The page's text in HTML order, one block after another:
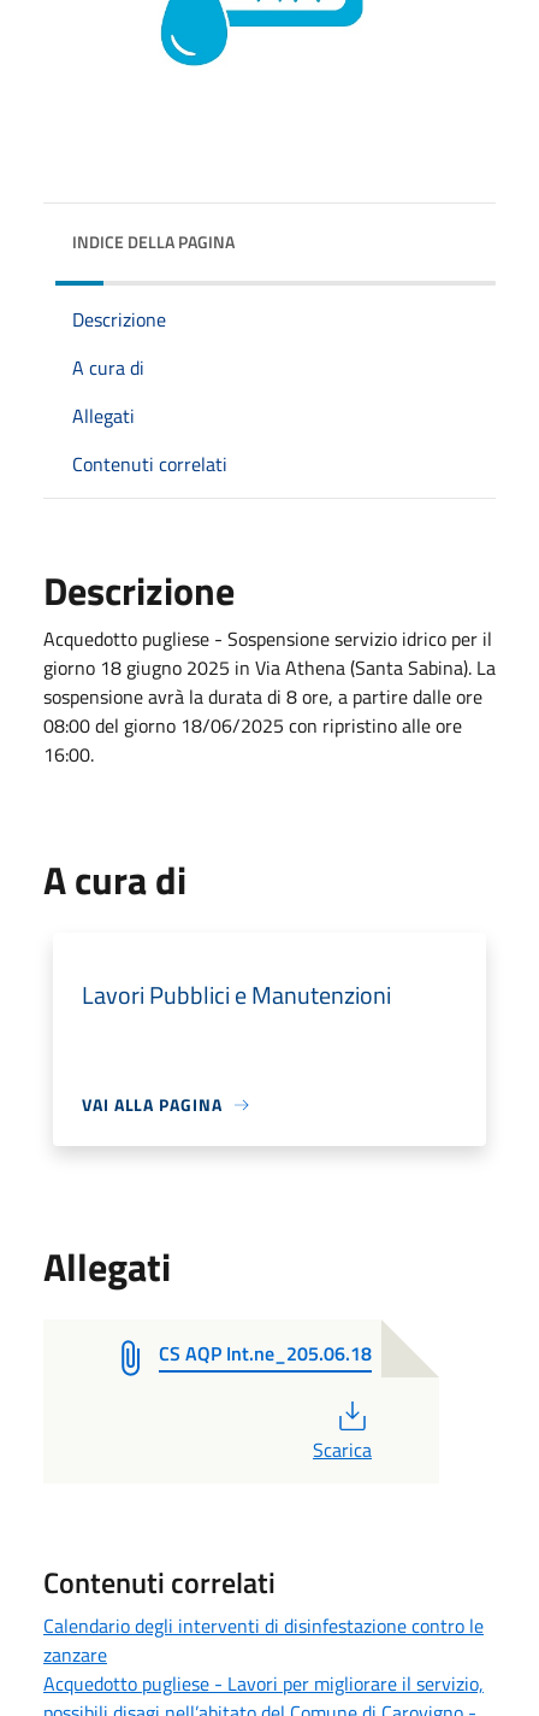
INDICE DELLA PAGINA
Descrizione
A cura di
Allegati
Contenuti correlati
Descrizione
Acquedotto pugliese - Sospensione servizio idrico per il
giorno 18 giugno 2025 in Via Athena (Santa Sabina). La
sospensione avrà la durata di 8 ore, a partire dalle ore
08:00 del giorno 18/06/2025 con ripristino alle ore
16:00.
A cura di
Lavori Pubblici e Manutenzioni
VAI ALLA PAGINA
Allegati
CS AQP Int.ne_205.06.18
Scarica
Contenuti correlati
Calendario degli interventi di disinfestazione contro le
zanzare
Acquedotto pugliese - Lavori per migliorare il servizio,